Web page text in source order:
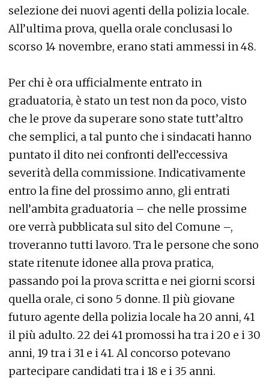
selezione dei nuovi agenti della polizia locale.
All’ultima prova, quella orale conclusasi lo
scorso 14 novembre, erano stati ammessi in 48.
Per chi è ora ufficialmente entrato in
graduatoria, è stato un test non da poco, visto
che le prove da superare sono state tutt’altro
che semplici, a tal punto che i sindacati hanno
puntato il dito nei confronti dell’eccessiva
severità della commissione. Indicativamente
entro la fine del prossimo anno, gli entrati
nell’ambita graduatoria – che nelle prossime
ore verrà pubblicata sul sito del Comune –,
troveranno tutti lavoro. Tra le persone che sono
state ritenute idonee alla prova pratica,
passando poi la prova scritta e nei giorni scorsi
quella orale, ci sono 5 donne. Il più giovane
futuro agente della polizia locale ha 20 anni, 41
il più adulto. 22 dei 41 promossi ha tra i 20 e i 30
anni, 19 tra i 31 e i 41. Al concorso potevano
partecipare candidati tra i 18 e i 35 anni.